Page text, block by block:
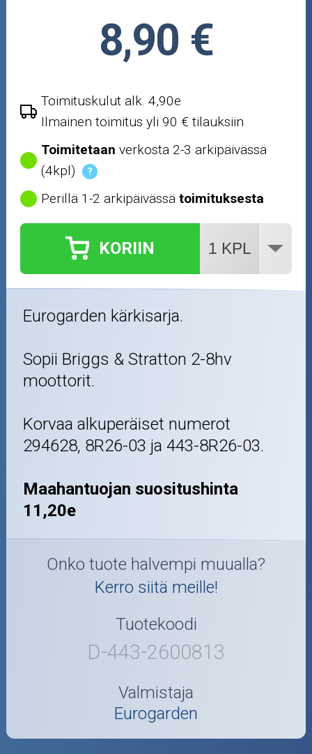
Outlet-tuotteet8,90 €
Toimituskulut alk. 4,90e
Ilmainen toimitus yli 90 € tilauksiin
Toimitetaan verkosta 2-3 arkipäivässä
(4kpl)
?
Perillä 1-2 arkipäivässätoimituksesta
KORIIN
Eurogarden kärkisarja.
Sopii Briggs & Stratton 2-8hv
moottorit.
Korvaa alkuperäiset numerot
294628, 8R26-03 ja 443-8R26-03.
Maahantuojan suositushinta
11,20e
Onko tuote halvempi muualla?
Kerro siitä meille!
Tuotekoodi
D-443-2600813
Valmistaja
Eurogarden